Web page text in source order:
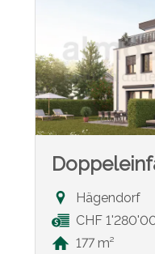
Hägendorf
CHF
177 m²